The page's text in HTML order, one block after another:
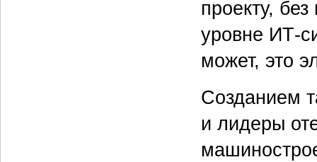
проекту,
уровне ИТ-
может, это
Созданием
и лидеры